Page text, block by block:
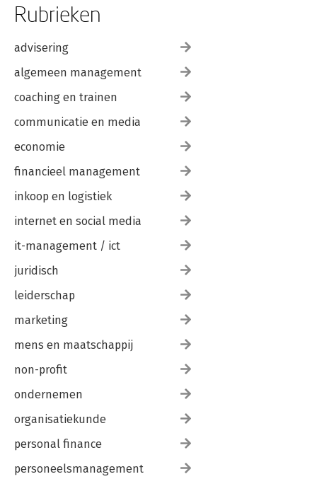
Rubrieken
advisering
algemeen management
coaching en trainen
communicatie en media
economie
financieel management
inkoop en logistiek
internet en social media
it-management / ict
juridisch
leiderschap
marketing
mens en maatschappij
non-profit
ondernemen
organisatiekunde
personal finance
personeelsmanagement